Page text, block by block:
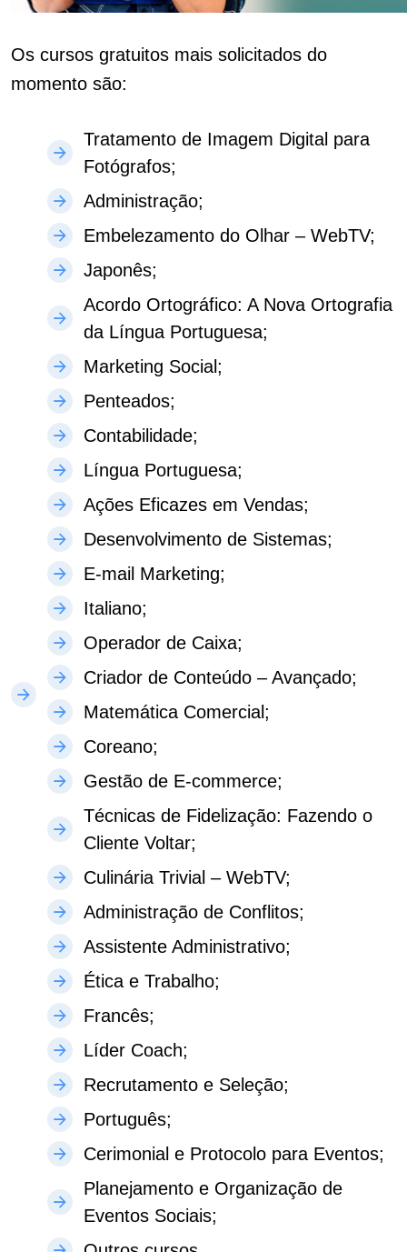
Os cursos gratuitos mais solicitados do
momento são:
Tratamento de Imagem Digital para
Fotógrafos;
Administração;
Embelezamento do Olhar – WebTV;
Japonês;
Acordo Ortográfico: A Nova Ortografia
da Língua Portuguesa;
Marketing Social;
Penteados;
Contabilidade;
Língua Portuguesa;
Ações Eficazes em Vendas;
Desenvolvimento de Sistemas;
E-mail Marketing;
Italiano;
Operador de Caixa;
Criador de Conteúdo – Avançado;
Matemática Comercial;
Coreano;
Gestão de E-commerce;
Técnicas de Fidelização: Fazendo o
Cliente Voltar;
Culinária Trivial – WebTV;
Administração de Conflitos;
Assistente Administrativo;
Ética e Trabalho;
Francês;
Líder Coach;
Recrutamento e Seleção;
Português;
Cerimonial e Protocolo para Eventos;
Planejamento e Organização de
Eventos Sociais;